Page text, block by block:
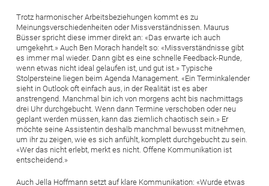
Trotz harmonischer Arbeitsbeziehungen kommt es zu
Meinungsverschiedenheiten oder Missverständnissen. Maurus
Büsser spricht diese immer direkt an: «Das erwarte ich auch
umgekehrt.» Auch Ben Morach handelt so: «Missverständnisse gibt
es immer mal wieder. Dann gibt es eine schnelle Feedback-Runde,
wenn etwas nicht ideal gelaufen ist, und gut ist.» Typische
Stolpersteine liegen beim Agenda Management. «Ein Terminkalender
sieht in Outlook oft einfach aus, in der Realität ist es aber
anstrengend. Manchmal bin ich von morgens acht bis nachmittags
drei Uhr durchgebucht. Wenn dann Termine verschoben oder neu
geplant werden müssen, kann das ziemlich chaotisch sein.» Er
möchte seine Assistentin deshalb manchmal bewusst mitnehmen,
um ihr zu zeigen, wie es sich anfühlt, komplett durchgebucht zu sein.
«Wer das nicht erlebt, merkt es nicht. Offene Kommunikation ist
entscheidend.»
Auch Jella Hoffmann setzt auf klare Kommunikation: «Wurde etwas